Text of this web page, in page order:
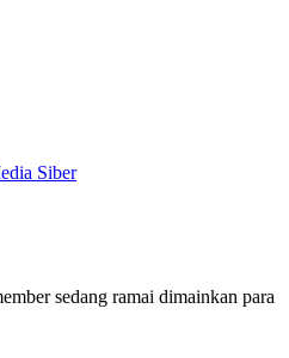
Siber
sedang ramai dimainkan para